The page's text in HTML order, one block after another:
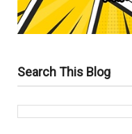
Search This Blog